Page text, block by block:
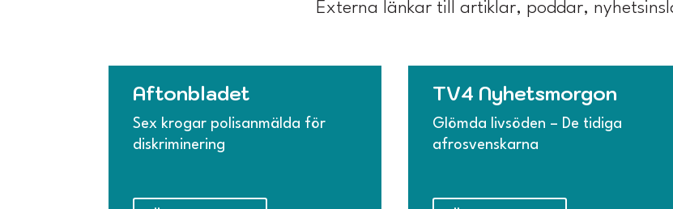
Externa länkar till artiklar, poddar,
Aftonbladet
Sex krogar polisanmälda för
diskriminering
TV4 Nyhetsmorgon
Glömda livsöden – De tidiga
afrosvenskarna